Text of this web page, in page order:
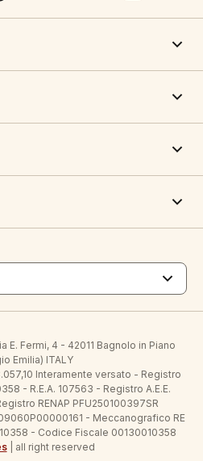
E. Fermi, 4 - 42011 Bagnolo in Piano
Emilia) ITALY
Interamente versato - Registro
- R.E.A. 107563 - Registro A.E.E.
RENAP PFU250100397SR
- Meccanografico RE
- Codice Fiscale 00130010358
| all right reserved